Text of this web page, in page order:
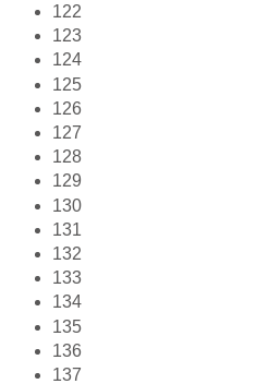
122
123
124
125
126
127
128
129
130
131
132
133
134
135
136
137